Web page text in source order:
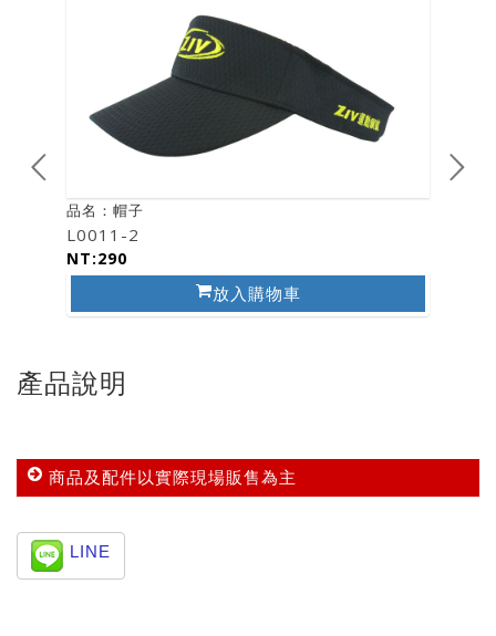
品名：帽子
L0011-2
NT:290
放入購物車
產品說明
商品及配件以實際現場販售為主
LINE